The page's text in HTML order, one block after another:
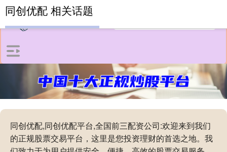
同创优配,同创优配平台,全国前三配资公司:欢迎来到我们
的正规股票交易平台，这里是您投资理财的首选之地。我
同创优配 相关话题